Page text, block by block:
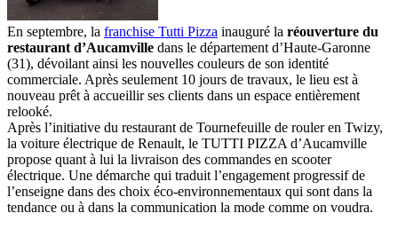
En septembre, la franchise Tutti Pizza inauguré la réouverture du
restaurant d’Aucamville dans le département d’Haute-Garonne
(31), dévoilant ainsi les nouvelles couleurs de son identité
commerciale. Après seulement 10 jours de travaux, le lieu est à
nouveau prêt à accueillir ses clients dans un espace entièrement
relooké.
Après l’initiative du restaurant de Tournefeuille de rouler en Twizy,
la voiture électrique de Renault, le TUTTI PIZZA d’Aucamville
propose quant à lui la livraison des commandes en scooter
électrique. Une démarche qui traduit l’engagement progressif de
l’enseigne dans des choix éco-environnementaux qui sont dans la
tendance ou à dans la communication la mode comme on voudra.